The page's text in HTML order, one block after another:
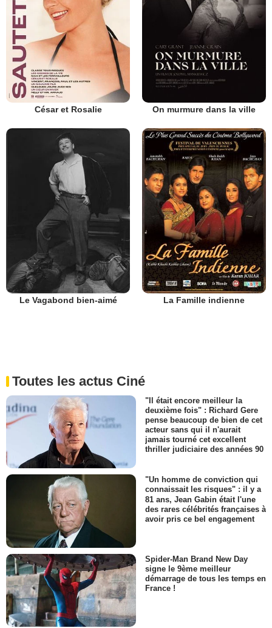
César et Rosalie On murmure dans la ville
Le Vagabond bien-aimé La Famille indienne
Toutes les actus Ciné
"Il était encore meilleur la
deuxième fois" : Richard Gere
pense beaucoup de bien de cet
acteur sans qui il n'aurait
jamais tourné cet excellent
thriller judiciaire des années 90
"Un homme de conviction qui
connaissait les risques" : il y a
81 ans, Jean Gabin était l'une
des rares célébrités françaises à
avoir pris ce bel engagement
Spider-Man Brand New Day
signe le 9ème meilleur
démarrage de tous les temps en
France !